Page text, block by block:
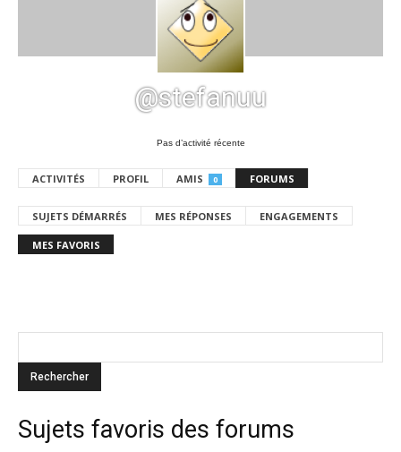
@stefanuu
Pas d’activité récente
ACTIVITÉS PROFIL AMIS 0 FORUMS
SUJETS DÉMARRÉS MES RÉPONSES ENGAGEMENTS
MES FAVORIS
Sujets favoris des forums